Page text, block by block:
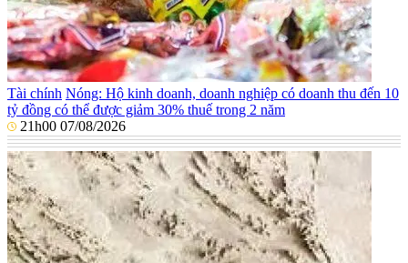
Tài chính Nóng: Hộ kinh doanh, doanh nghiệp có doanh thu đến 10
tỷ đồng có thể được giảm 30% thuế trong 2 năm
21h00 07/08/2026